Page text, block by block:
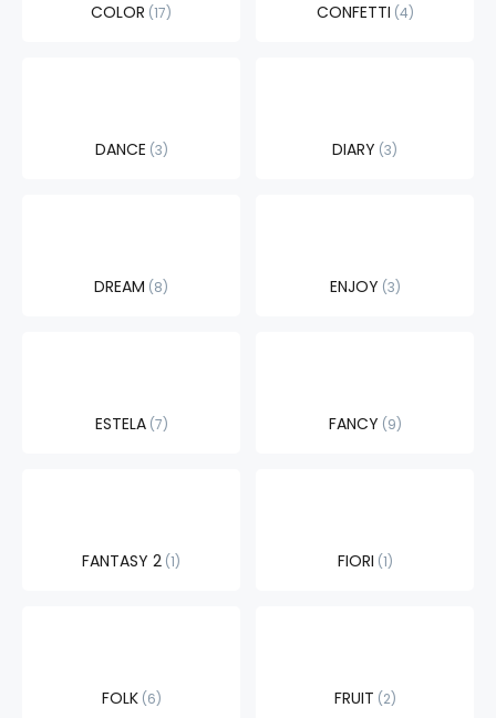
COLOR 17 CONFETTI 4
DANCE 3 DIARY 3
DREAM 8 ENJOY 3
ESTELA 7 FANCY 9
FANTASY 2 1 FIORI 1
FOLK 6 FRUIT 2